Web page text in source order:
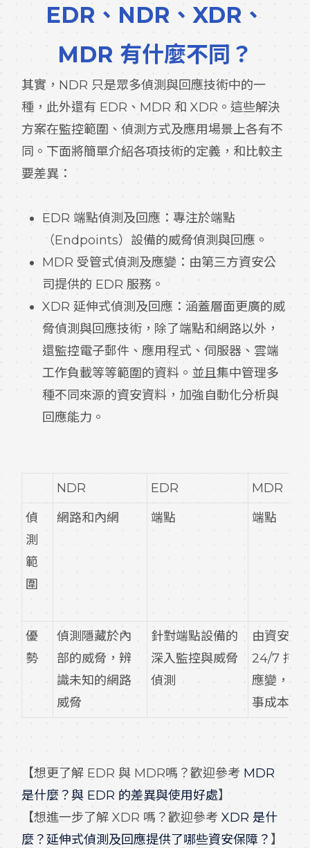
EDR、NDR、XDR、
MDR 有什麼不同？
其實，NDR 只是眾多偵測與回應技術中的一
種，此外還有 EDR、MDR 和 XDR。這些解決
方案在監控範圍、偵測方式及應用場景上各有不
同。下面將簡單介紹各項技術的定義，和比較主
要差異：
EDR 端點偵測及回應：專注於端點
（Endpoints）設備的威脅偵測與回應。
MDR 受管式偵測及應變：由第三方資安公
司提供的 EDR 服務。
XDR 延伸式偵測及回應：涵蓋層面更廣的威
脅偵測與回應技術，除了端點和網路以外，
還監控電子郵件、應用程式、伺服器、雲端
工作負載等等範圍的資料。並且集中管理多
種不同來源的資安資料，加強自動化分析與
回應能力。
NDR EDR
MDR
偵
測
範
圍
網路和內網 端點 端點
優
勢
偵測隱藏於內
部的威脅，辨
識未知的網路
威脅
針對端點設備的
深入監控與威脅
偵測
由資安專
24/7 持
應變，減
事成本
【想更了解 EDR 與 MDR嗎？歡迎參考 MDR
是什麼？與 EDR 的差異與使用好處】
【想進一步了解 XDR 嗎？歡迎參考XDR 是什
麼？延伸式偵測及回應提供了哪些資安保障？ 】